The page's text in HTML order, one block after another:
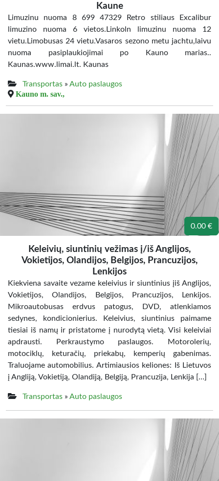
Kaune
Limuzinu nuoma 8 699 47329 Retro stiliaus Excalibur
limuzino nuoma 6 vietos.Linkoln limuzinu nuoma 12
vietu.Limobusas 24 vietu.Vasaros sezono metu jachtu,laivu
nuoma pasiplaukiojimai po Kauno marias..
Kaunas.www.limai.lt. Kaunas
Transportas » Auto paslaugos
Kauno m. sav.,
0.00 €
Keleivių, siuntinių vežimas į/iš Anglijos,
Vokietijos, Olandijos, Belgijos, Prancuzijos,
Lenkijos
Kiekviena savaite vezame keleivius ir siuntinius įiš Anglijos,
Vokietijos, Olandijos, Belgijos, Prancuzijos, Lenkijos.
Mikroautobusas erdvus patogus, DVD, atlenkiamos
sedynes, kondicionierius. Keleivius, siuntinius paimame
tiesiai iš namų ir pristatome į nurodytą vietą. Visi keleiviai
apdrausti. Perkraustymo paslaugos. Motorolerių,
motociklų, keturačių, priekabų, kemperių gabenimas.
Traluojame automobilius. Artimiausios keliones: Iš Lietuvos
į Angliją, Vokietiją, Olandiją, Belgiją, Prancuzija, Lenkija […]
Transportas » Auto paslaugos